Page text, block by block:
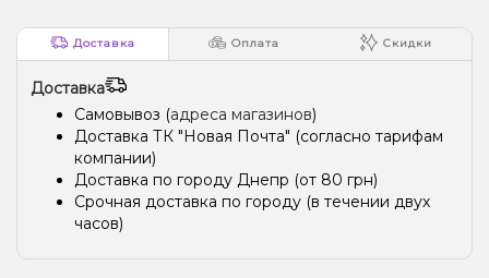
Доставка Оплата Скидки
Доставка
Самовывоз (адреса магазинов)
Доставка ТК "Новая Почта" (согласно тарифам
компании)
Доставка по городу Днепр (от 80 грн)
Срочная доставка по городу (в течении двух
часов)